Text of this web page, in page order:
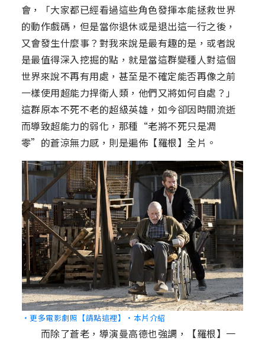
會，「大家都已經看過這些角色發揮本能拯救世界
的動作戲碼，但是當你退休或是退出這一行之後，
又會發生什麼事？對我來說是最有趣的是，或者說
是最值得深入挖掘的點，就是當這群變種人對這個
世界來說不再有用處，甚至是不確定能否再像之前
一樣使用超能力捍衛人類，他們又將如何自處？」
這群原本不死不老的超級英雄，如今卻因時間流逝
而導致超能力的弱化，那種“老將不死只是凋
零”的蒼涼無力感，則是遍佈【羅根】全片。
‧更多電影劇照【請點這裡】 ‧本片介紹
而除了蒼老，導演曼高德也強調，【羅根】一